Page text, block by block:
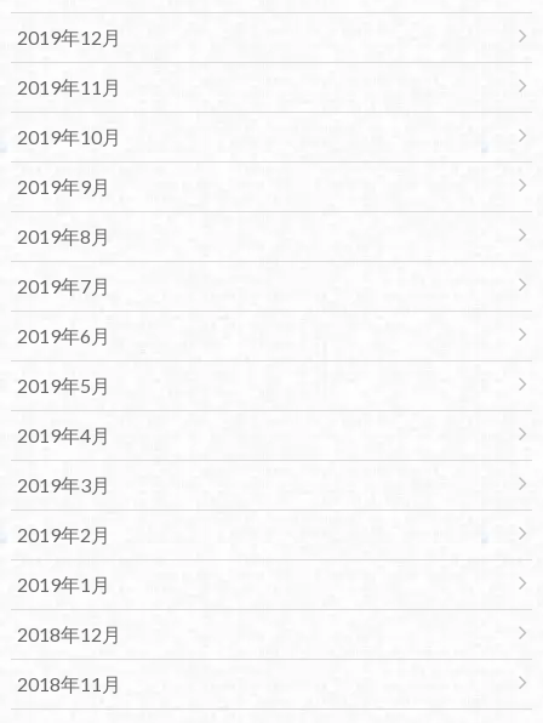
2019年12月
2019年11月
2019年10月
2019年9月
2019年8月
2019年7月
2019年6月
2019年5月
2019年4月
2019年3月
2019年2月
2019年1月
2018年12月
2018年11月